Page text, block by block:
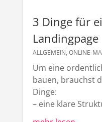
3 Dinge für
Landingpage
ALLGEMEIN, ONLINE-
Um eine
bauen, brauchst
Dinge:
– eine klare